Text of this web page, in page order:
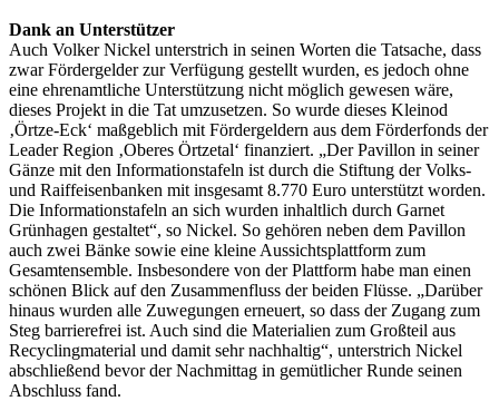
Dank an Unterstützer
Auch Volker Nickel unterstrich in seinen Worten die Tatsache, dass
zwar Fördergelder zur Verfügung gestellt wurden, es jedoch ohne
eine ehrenamtliche Unterstützung nicht möglich gewesen wäre,
dieses Projekt in die Tat umzusetzen. So wurde dieses Kleinod
‚Örtze-Eck‘ maßgeblich mit Fördergeldern aus dem Förderfonds der
Leader Region ‚Oberes Örtzetal‘ finanziert. „Der Pavillon in seiner
Gänze mit den Informationstafeln ist durch die Stiftung der Volks-
und Raiffeisenbanken mit insgesamt 8.770 Euro unterstützt worden.
Die Informationstafeln an sich wurden inhaltlich durch Garnet
Grünhagen gestaltet“, so Nickel. So gehören neben dem Pavillon
auch zwei Bänke sowie eine kleine Aussichtsplattform zum
Gesamtensemble. Insbesondere von der Plattform habe man einen
schönen Blick auf den Zusammenfluss der beiden Flüsse. „Darüber
hinaus wurden alle Zuwegungen erneuert, so dass der Zugang zum
Steg barrierefrei ist. Auch sind die Materialien zum Großteil aus
Recyclingmaterial und damit sehr nachhaltig“, unterstrich Nickel
abschließend bevor der Nachmittag in gemütlicher Runde seinen
Abschluss fand.